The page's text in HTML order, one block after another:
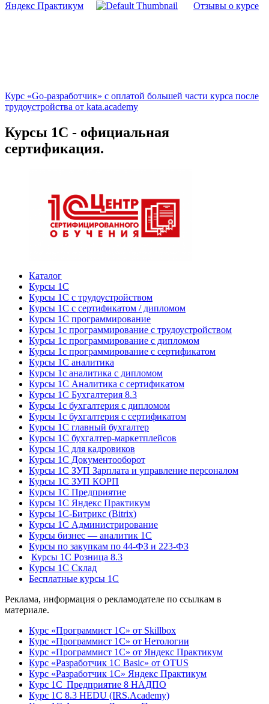
Яндекс Практикум Отзывы о курсе
Курс «Go-разработчик» с оплатой большей части курса после
трудоустройства от kata.academy
Курсы 1С - официальная
сертификация.
Каталог
Курсы 1С
Курсы 1С с трудоустройством
Курсы 1С с сертификатом / дипломом
Курсы 1С программирование
Курсы 1с программирование с трудоустройством
Курсы 1с программирование с дипломом
Курсы 1с программирование с сертификатом
Курсы 1С аналитика
Курсы 1с аналитика с дипломом
Курсы 1С Аналитика с сертификатом
Курсы 1С Бухгалтерия 8.3
Курсы 1с бухгалтерия с дипломом
Курсы 1с бухгалтерия с сертификатом
Курсы 1С главный бухгалтер
Курсы 1С бухгалтер-маркетплейсов
Курсы 1С для кадровиков
Курсы 1С Документооборот
Курсы 1С ЗУП Зарплата и управление персоналом
Курсы 1С ЗУП КОРП
Курсы 1С Предприятие
Курсы 1С Яндекс Практикум
Курсы 1С-Битрикс (Bitrix)
Курсы 1С Администрирование
Курсы бизнес — аналитик 1С
Курсы по закупкам по 44‑ФЗ и 223‑ФЗ
Курсы 1С Розница 8.3
Курсы 1С Склад
Бесплатные курсы 1С
Реклама, информация о рекламодателе по ссылкам в
материале.
Курс «Программист 1С» от Skillbox
Курс «Программист 1С» от Нетологии
Курс «Программист 1С» от Яндекс Практикум
Курс «Разработчик 1С Basic» от OTUS
Курс «Разработчик 1С» Яндекс Практикум
Курс 1С Предприятие 8 НАДПО
Курс 1С 8.3 HEDU (IRS.Academy)